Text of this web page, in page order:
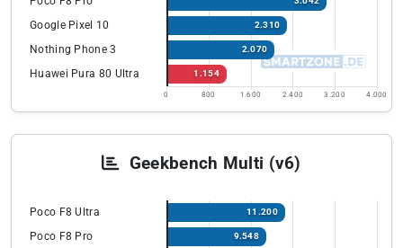
Google Pixel 10 2.310
Nothing Phone 3 2.070
Huawei Pura 80 Ultra 1.154
0 800 1.600 2.400 3.200 4.000
Geekbench Multi (v6)
Poco F8 Ultra 11.200
Poco F8 Pro 9.548